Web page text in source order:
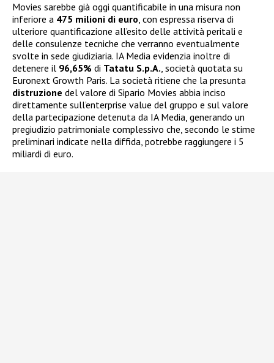
Movies sarebbe già oggi quantificabile in una misura non
inferiore a 475 milioni di euro, con espressa riserva di
ulteriore quantificazione all’esito delle attività peritali e
delle consulenze tecniche che verranno eventualmente
svolte in sede giudiziaria. IA Media evidenzia inoltre di
detenere il 96,65% di Tatatu S.p.A., società quotata su
Euronext Growth Paris. La società ritiene che la presunta
distruzione del valore di Sipario Movies abbia inciso
direttamente sull’enterprise value del gruppo e sul valore
della partecipazione detenuta da IA Media, generando un
pregiudizio patrimoniale complessivo che, secondo le stime
preliminari indicate nella diffida, potrebbe raggiungere i 5
miliardi di euro.